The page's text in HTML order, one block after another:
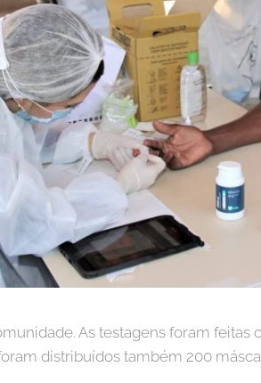
As testagens foram
distribuídos também 200